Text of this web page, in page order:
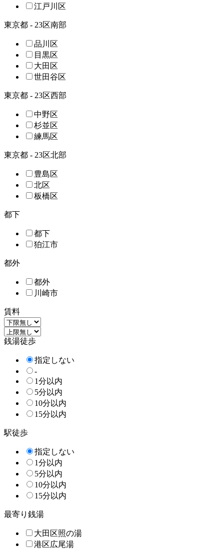
江戸川区
東京都 - 23区南部
品川区
目黒区
大田区
世田谷区
東京都 - 23区西部
中野区
杉並区
練馬区
東京都 - 23区北部
豊島区
北区
板橋区
都下
都下
狛江市
都外
都外
川崎市
賃料
銭湯徒歩
指定しない
-
1分以内
5分以内
10分以内
15分以内
駅徒歩
指定しない
1分以内
5分以内
10分以内
15分以内
最寄り銭湯
大田区照の湯
港区広尾湯